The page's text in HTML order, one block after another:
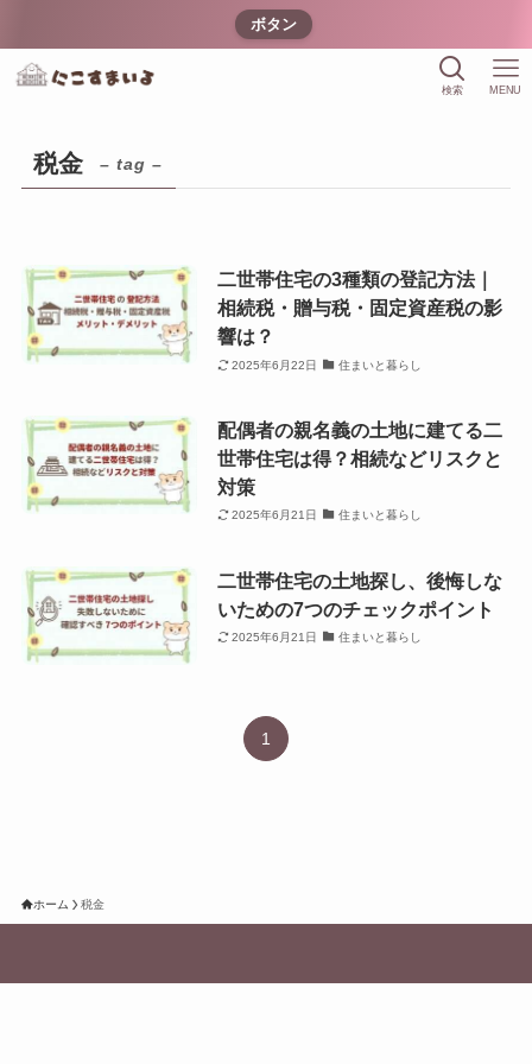
ボタン
検索 MENU
税金 – tag –
二世帯住宅の3種類の登記方法｜
相続税・贈与税・固定資産税の影
響は？
2025年6月22日 住まいと暮らし
配偶者の親名義の土地に建てる二
世帯住宅は得？相続などリスクと
対策
2025年6月21日 住まいと暮らし
二世帯住宅の土地探し、後悔しな
いための7つのチェックポイント
2025年6月21日 住まいと暮らし
1
ホーム 税金